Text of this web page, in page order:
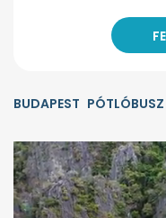
BUDAPEST PÓTLÓBUSZ